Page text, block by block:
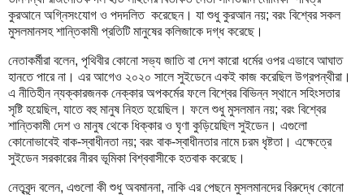
কুরআনে অগ্নিসংযোগ ও পদদলিত করেছেন। যা শুধু কুরআন নয়; বরং বিশ্বের সকল
মুসলমানসহ শান্তিকামী প্রতিটি মানুষের কলিজাকে দগ্ধ করেছে।
নেতাকর্মীরা বলেন, পৃথিবীর কোনো সভ্য জাতি বা দেশ কারো ধর্মের ওপর এভাবে আঘাত
হানতে পারে না। এর আগেও ২০২০ সালে সুইডেনে একই কাজ করেছিল উগ্রপন্থীরা।
এ নীতিহীন ন্যক্কারজনক নেক্কার অপকর্মের ফলে বিশ্বের বিভিন্ন স্থানে সহিংসতার
সৃষ্টি হয়েছিল, যাতে বহু মানুষ নিহত হয়েছিল। ফলে শুধু মুসলমান নয়; বরং বিশ্বের
শান্তিকামী দেশ ও মানুষ থেকে ধিক্কার ও ঘৃণা কুড়িয়েছিল সুইডেন। এগুলো
কোনোভাবেই বাক-স্বাধীনতা নয়; বরং বাক-স্বাধীনতার নামে চরম ধৃষ্টতা। এক্ষেত্রে
সুইডেন সরকারের নীরব ভূমিকা বিশ্ববাসীকে হতবাক করেছে।
নেতৃবৃন্দ বলেন, এগুলো কী শুধু অবমাননা, নাকি এর পেছনে মুসলমানদের বিরুদ্ধে কোনো